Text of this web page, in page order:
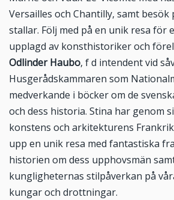
Versailles och Chantilly, samt besök
stallar. Följ med på en unik resa för
upplagd av konsthistoriker och
Odlinder Haubo, f d intendent vid
Husgerådskammaren som
medverkande i böcker om de
och dess historia. Stina har genom
konstens och arkitekturens
upp en unik resa med fantastiska
historien om dess upphovsmän
kungligheternas stilpåverkan på
kungar och drottningar.